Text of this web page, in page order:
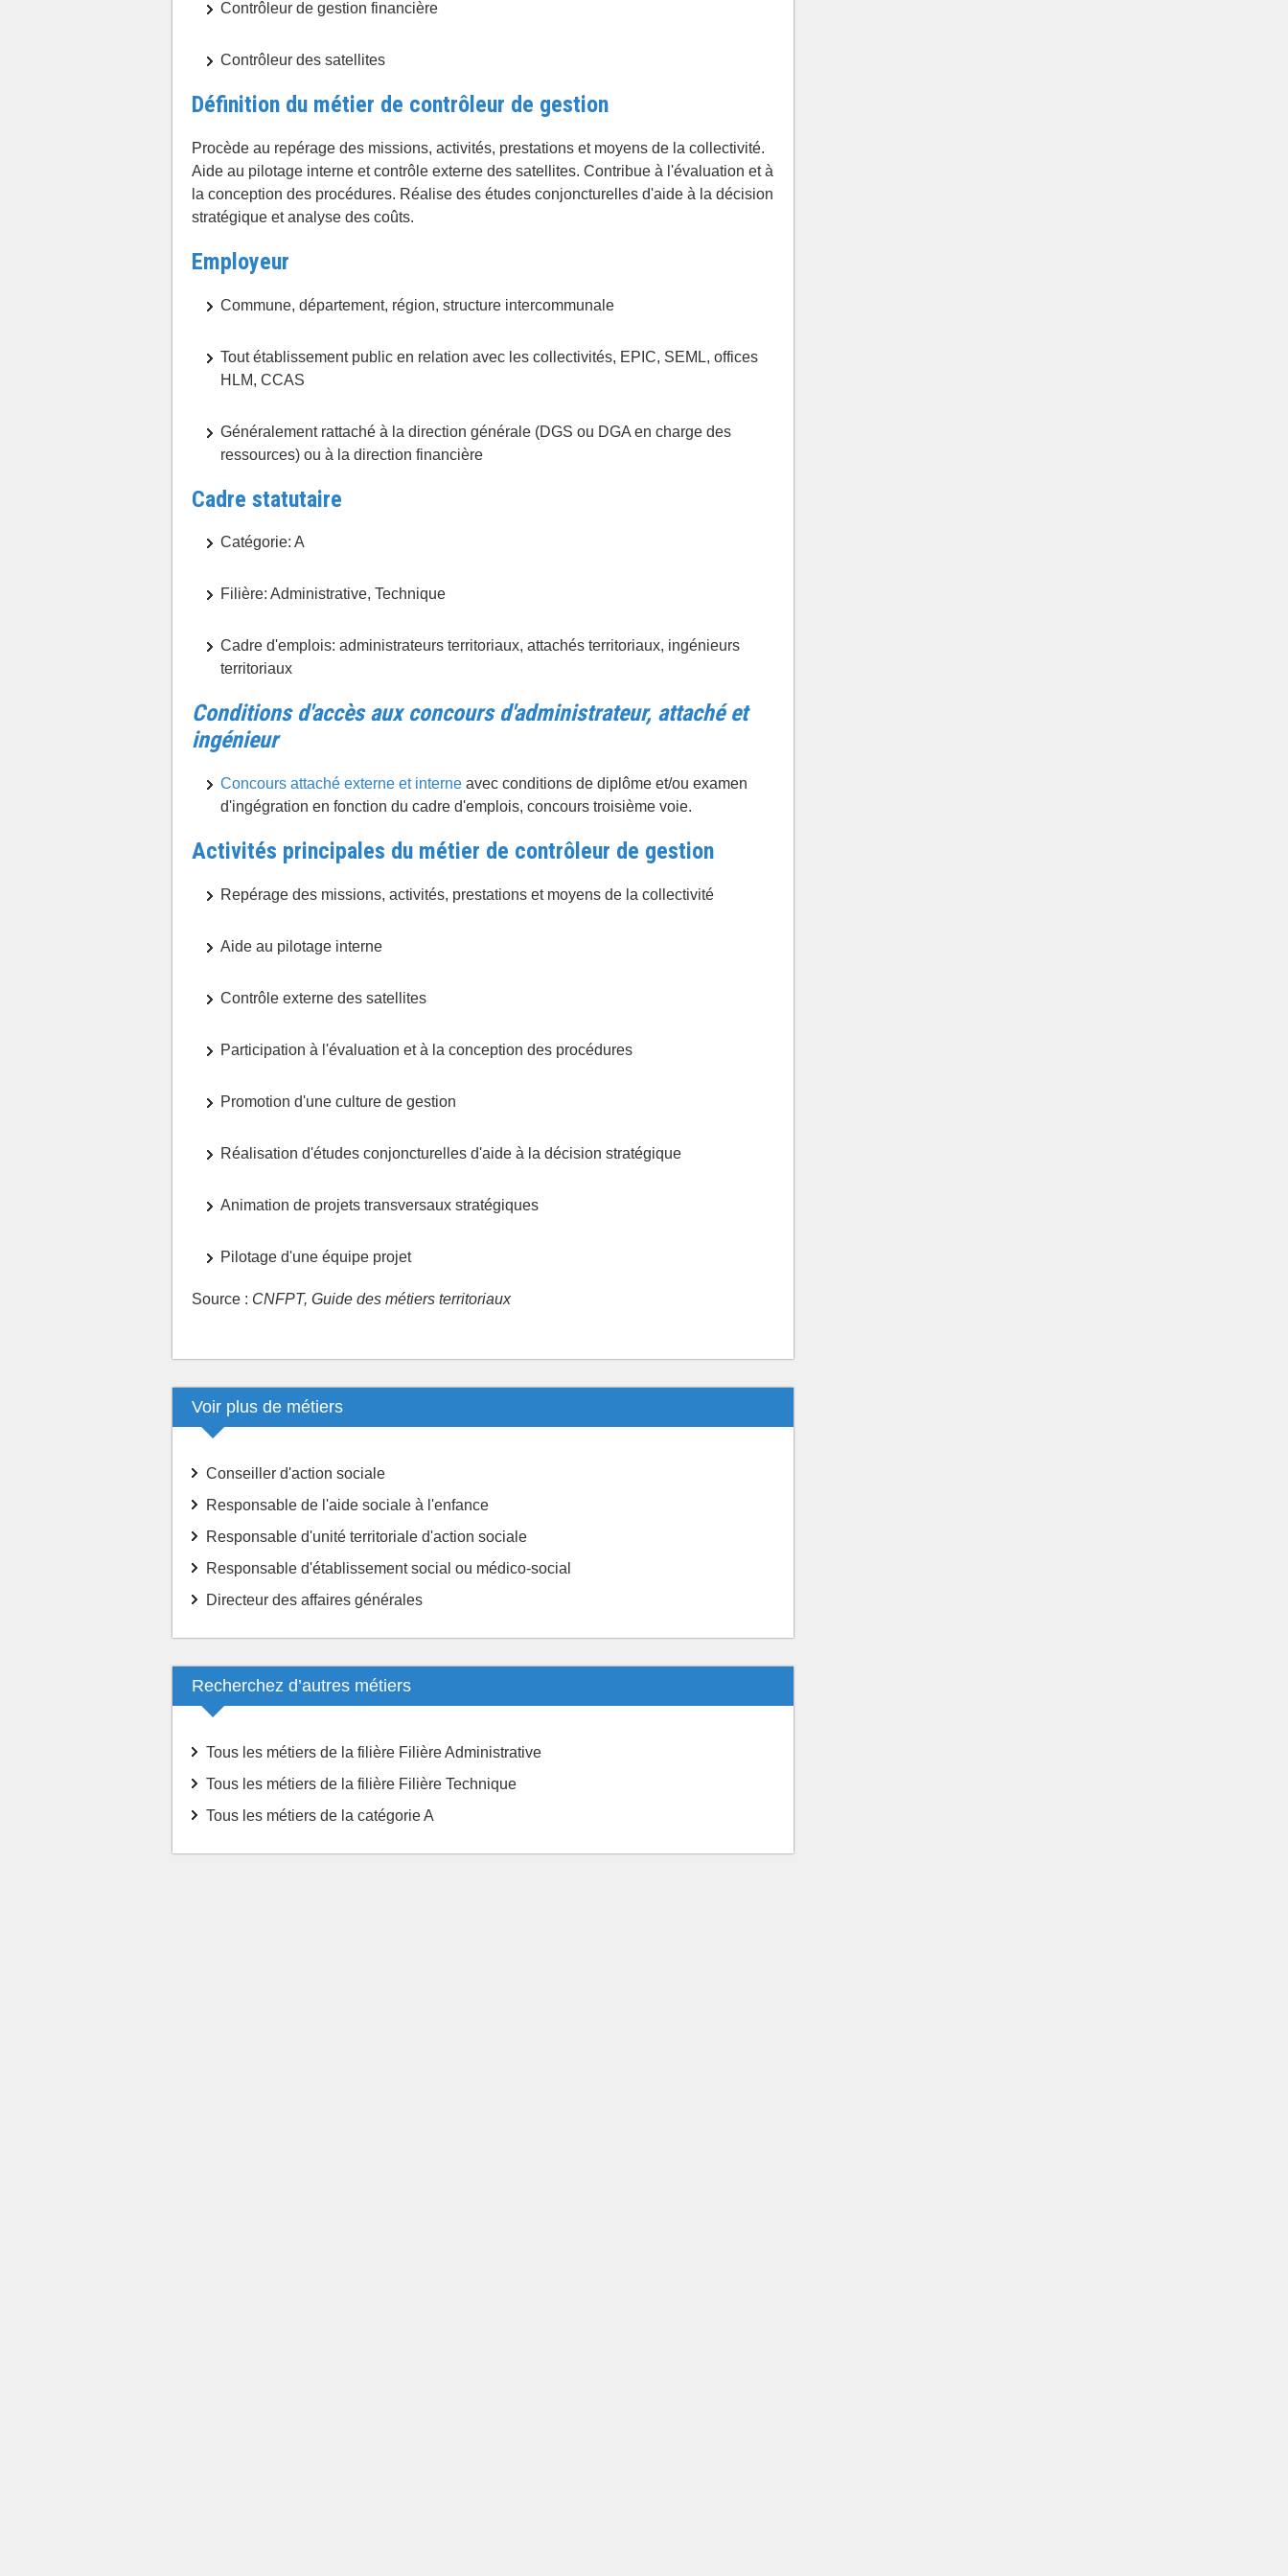
Contrôleur de gestion financière
Contrôleur des satellites
Définition du métier de contrôleur de gestion
Procède au repérage des missions, activités, prestations et moyens de la collectivité.
Aide au pilotage interne et contrôle externe des satellites. Contribue à l'évaluation et à
la conception des procédures. Réalise des études conjoncturelles d'aide à la décision
stratégique et analyse des coûts.
Employeur
Commune, département, région, structure intercommunale
Tout établissement public en relation avec les collectivités, EPIC, SEML, offices
HLM, CCAS
Généralement rattaché à la direction générale (DGS ou DGA en charge des
ressources) ou à la direction financière
Cadre statutaire
Catégorie: A
Filière: Administrative, Technique
Cadre d'emplois: administrateurs territoriaux, attachés territoriaux, ingénieurs
territoriaux
Conditions d'accès aux concours d'administrateur, attaché et
ingénieur
Concours attaché externe et interneavec conditions de diplôme et/ou examen
d'ingégration en fonction du cadre d'emplois, concours troisième voie.
Activités principales du métier de contrôleur de gestion
Repérage des missions, activités, prestations et moyens de la collectivité
Aide au pilotage interne
Contrôle externe des satellites
Participation à l'évaluation et à la conception des procédures
Promotion d'une culture de gestion
Réalisation d'études conjoncturelles d'aide à la décision stratégique
Animation de projets transversaux stratégiques
Pilotage d'une équipe projet
Source : CNFPT, Guide des métiers territoriaux
Voir plus de métiers
Conseiller d'action sociale
Responsable de l'aide sociale à l'enfance
Responsable d'unité territoriale d'action sociale
Responsable d'établissement social ou médico-social
Directeur des affaires générales
Recherchez d’autres métiers
Tous les métiers de la filière Filière Administrative
Tous les métiers de la filière Filière Technique
Tous les métiers de la catégorie A